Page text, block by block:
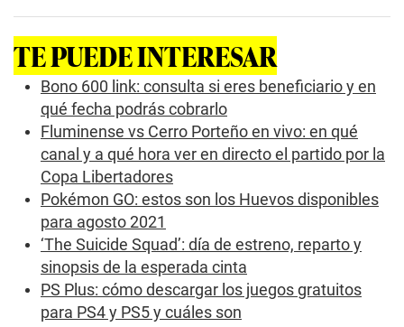
o
n
d
TE PUEDE INTERESAR
Bono 600 link: consulta si eres beneficiario y en
qué fecha podrás cobrarlo
Fluminense vs Cerro Porteño en vivo: en qué
canal y a qué hora ver en directo el partido por la
Copa Libertadores
Pokémon GO: estos son los Huevos disponibles
para agosto 2021
‘The Suicide Squad’: día de estreno, reparto y
sinopsis de la esperada cinta
PS Plus: cómo descargar los juegos gratuitos
para PS4 y PS5 y cuáles son